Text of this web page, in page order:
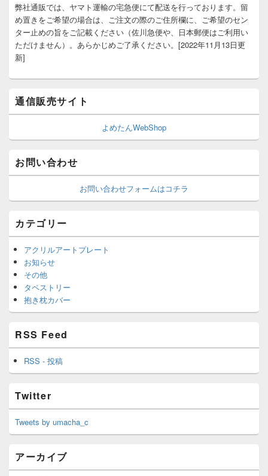
弊社通販では、ヤマト運輸の宅急便にて配送を行っております。留
め置きをご希望の場合は、ご注文の際のご住所欄に、ご希望のセン
ター止めの旨をご記載ください（佐川急便や、日本郵便はご利用い
ただけません）。あらかじめご了承ください。[2022年11月13日更
新]
通信販売サイト
よめたんWebShop
お問い合わせ
お問い合わせフォームはコチラ
カテゴリー
アクリルアートプレート
お知らせ
その他
タペストリー
抱き枕カバー
RSS Feed
RSS - 投稿
Twitter
Tweets by umacha_c
アーカイブ